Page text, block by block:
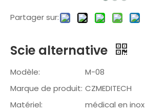
Partager sur:
Scie alternative
Modèle:
M-08
Marque de produit: CZMEDITECH
Matériel:
médical en inox